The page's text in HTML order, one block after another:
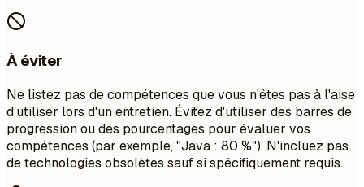
À éviter
Ne listez pas de compétences que vous n'êtes pas à l'aise
d'utiliser lors d'un entretien. Évitez d'utiliser des barres de
progression ou des pourcentages pour évaluer vos
compétences (par exemple, "Java : 80 %"). N'incluez pas
de technologies obsolètes sauf si spécifiquement requis.